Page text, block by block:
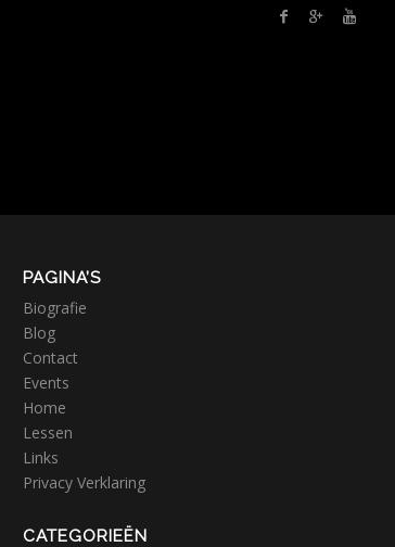
PAGINA’S
Biografie
Blog
Contact
Events
Home
Lessen
Links
Privacy Verklaring
CATEGORIEËN